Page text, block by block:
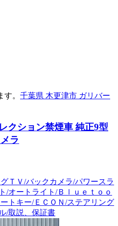
。 千葉県 木更津市 ガリバー
クション禁煙車 純正9型
ラ
ＴＶ/バックカメラ/パワースラ
/オートライト/Ｂｌｕｅｔｏｏ
トキー/ＥＣＯＮ/ステアリング
/取説、保証書